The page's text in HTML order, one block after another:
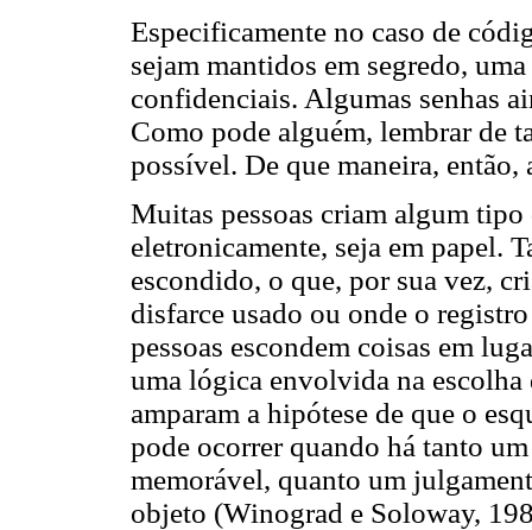
Especificamente no caso de
sejam mantidos em segredo,
confidenciais. Algumas senhas
Como pode alguém, lembrar de
possível. De que maneira, então,
Muitas pessoas criam algum
eletronicamente, seja em papel.
escondido, o que, por sua vez,
disfarce usado ou onde o
pessoas escondem coisas em
uma lógica envolvida na escolha
amparam a hipótese de que o
pode ocorrer quando há tanto
memorável, quanto um
objeto (Winograd e Soloway,